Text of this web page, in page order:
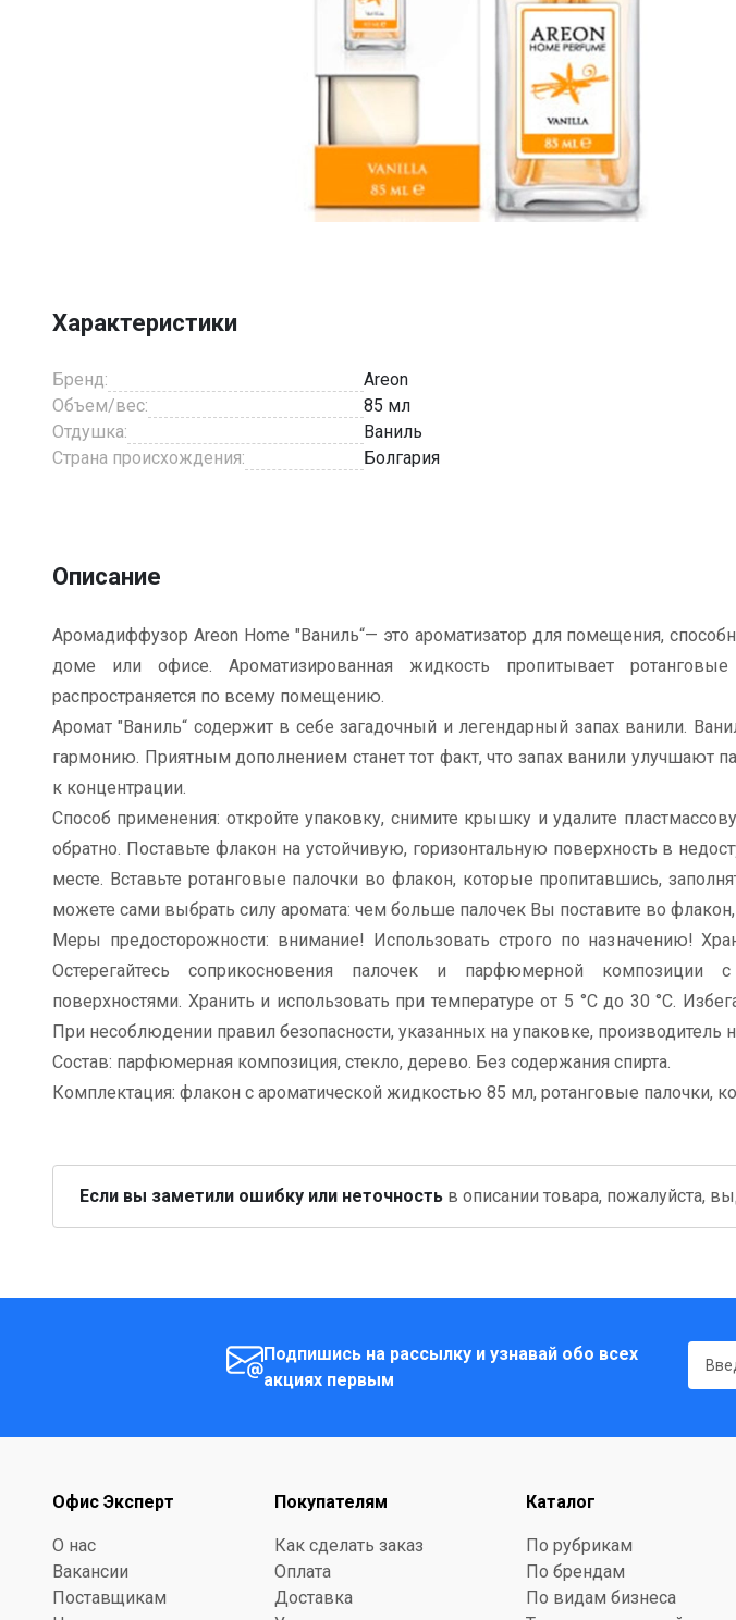
1
Характеристики
Бренд:
Areon
Объем/вес:
85 мл
Отдушка:
Ваниль
Страна происхождения:
Болгария
Описание
Аромадиффузор Areon Home "Ваниль“— это ароматизатор для помещения,
доме или офисе. Ароматизированная жидкость пропитывает
распространяется по всему помещению.
Аромат "Ваниль“ содержит в себе загадочный и легендарный запах ванили.
гармонию. Приятным дополнением станет тот факт, что запах ванили улучшают
к концентрации.
Способ применения: откройте упаковку, снимите крышку и удалите
обратно. Поставьте флакон на устойчивую, горизонтальную поверхность в
месте. Вставьте ротанговые палочки во флакон, которые пропитавшись,
можете сами выбрать силу аромата: чем больше палочек Вы поставите во
Меры предосторожности: внимание! Использовать строго по назначению!
Остерегайтесь соприкосновения палочек и парфюмерной композиции
поверхностями. Хранить и использовать при температуре от 5 °С до 30 °С.
При несоблюдении правил безопасности, указанных на упаковке, производитель
Состав: парфюмерная композиция, стекло, дерево. Без содержания спирта.
Комплектация: флакон с ароматической жидкостью 85 мл, ротанговые палочки,
Если вы заметили ошибку или неточность в описании товара, пожалуйста,
Подпишись на рассылку и узнавай обо всех
акциях первым
Офис Эксперт
О нас
Вакансии
Поставщикам
Покупателям
Как сделать заказ
Оплата
Доставка
Каталог
По рубрикам
По брендам
По видам бизнеса